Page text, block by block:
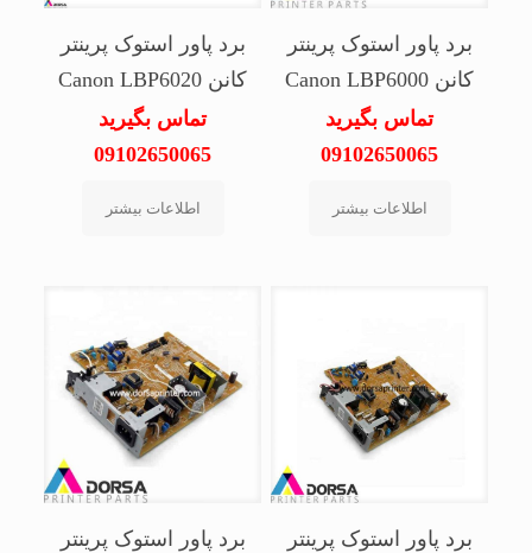
برد پاور استوک پرینتر
کانن Canon LBP6000
تماس بگیرید
09102650065
اطلاعات بیشتر
برد پاور استوک پرینتر
کانن Canon LBP6020
تماس بگیرید
09102650065
اطلاعات بیشتر
برد پاور استوک پرینتر
برد پاور استوک پرینتر